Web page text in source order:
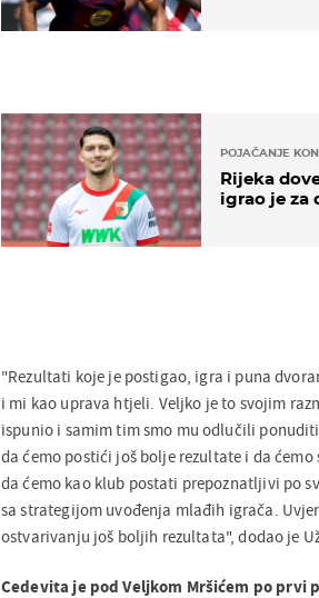
POJAČANJE
Rijeka
igrao je za
"Rezultati koje je postigao, igra i puna
i mi kao uprava htjeli. Veljko je to svojim
ispunio i samim tim smo mu odlučili
da ćemo postići još bolje rezultate i da
da ćemo kao klub postati prepoznatljivi po
sa strategijom uvođenja mlađih igrača.
ostvarivanju još boljih rezultata", dodao je
Cedevita je pod Veljkom Mršićem po